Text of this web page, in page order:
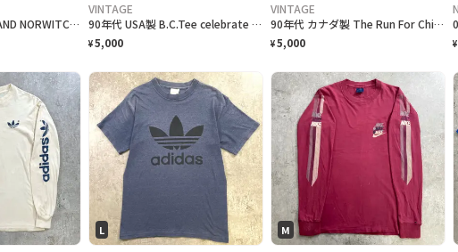
90年代 カナダ製 BAND NORWITCH ワンポイントロゴプリントTシャツ メンズM相当 古着 90s VINTAGE ヴィンテージ ドラゴン バックプリント シングルステッチ 白色
VINTAGE
90年代 USA製 B.C.Tee celebrate アートプリントTシャツ メンズL相当 古着 90s VINTAGE ヴィンテージ カナダ BC州 100周年記念 シングルステッチ 白色
¥5,000
VINTAGE
90年代 カナダ製 The Run For Chiropractic Education チャリティプリントTシャツ メンズXL 古着 1991 90s VINTAGE ヴィンテージ マラソン アドバタイジング シングルステッチ 黒色
¥5,000 ¥
L M